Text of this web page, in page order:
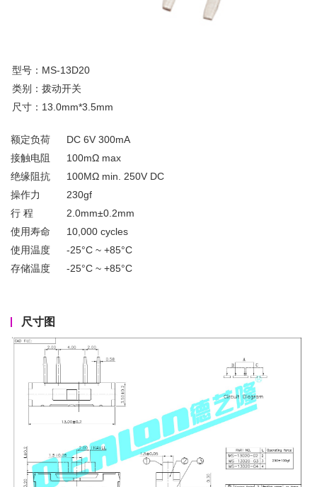
型号：MS-13D20
类别：拨动开关
尺寸：13.0mm*3.5mm
额定负荷
DC 6V 300mA
接触电阻
100mΩ max
绝缘阻抗
100MΩ min. 250V DC
操作力
230gf
行 程
2.0mm±0.2mm
使用寿命
10,000 cycles
使用温度
-25°C ~ +85°C
存储温度
-25°C ~ +85°C
尺寸图